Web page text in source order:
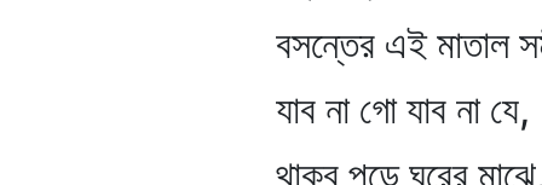
বসন্তের এই মাতাল
যাব না গো যাব না যে,
থাকব পড়ে ঘরের